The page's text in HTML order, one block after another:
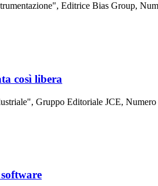
Editrice Bias Group,
così libera
Gruppo Editoriale JCE,